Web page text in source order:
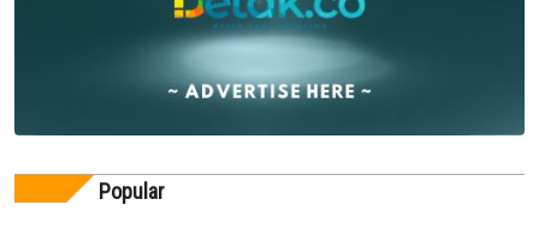
Popular